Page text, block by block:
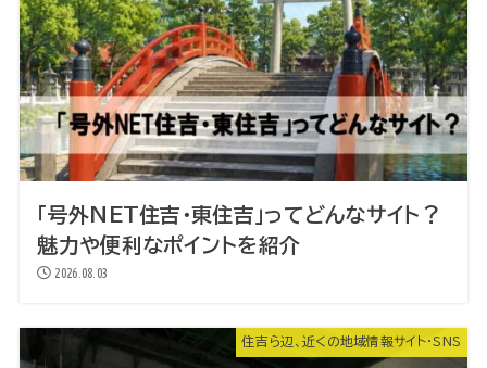
「号外NET住吉・東住吉」ってどんなサイト？
魅力や便利なポイントを紹介
2026.08.03
住吉ら辺、近くの地域情報サイト・SNS